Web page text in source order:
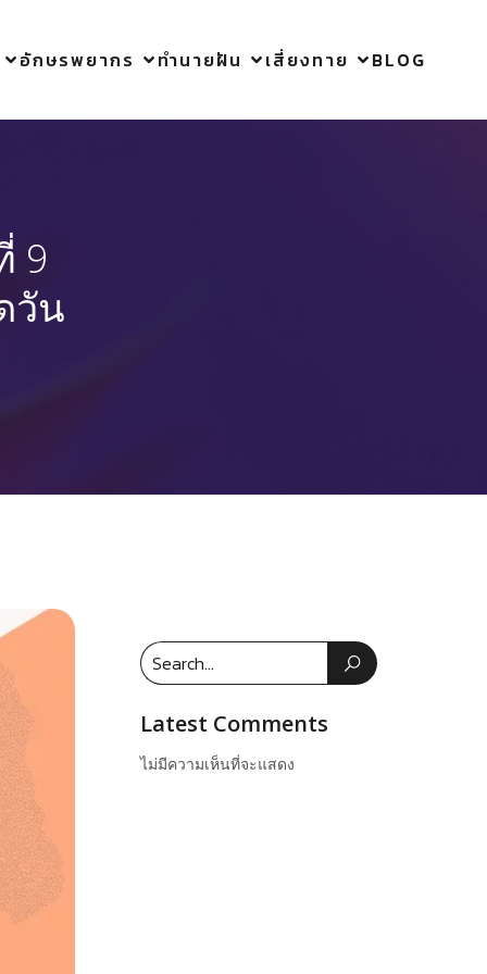
อักษรพยากร ทำนายฝัน เสี่ยงทาย BLOG
9
วัน
Latest Comments
ไม่มีความเห็นที่จะแสดง